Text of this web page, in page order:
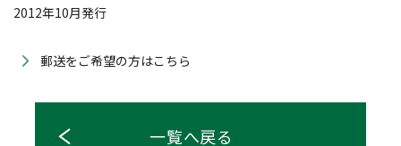
2012年10月発行
郵送をご希望の方はこちら
一覧へ戻る